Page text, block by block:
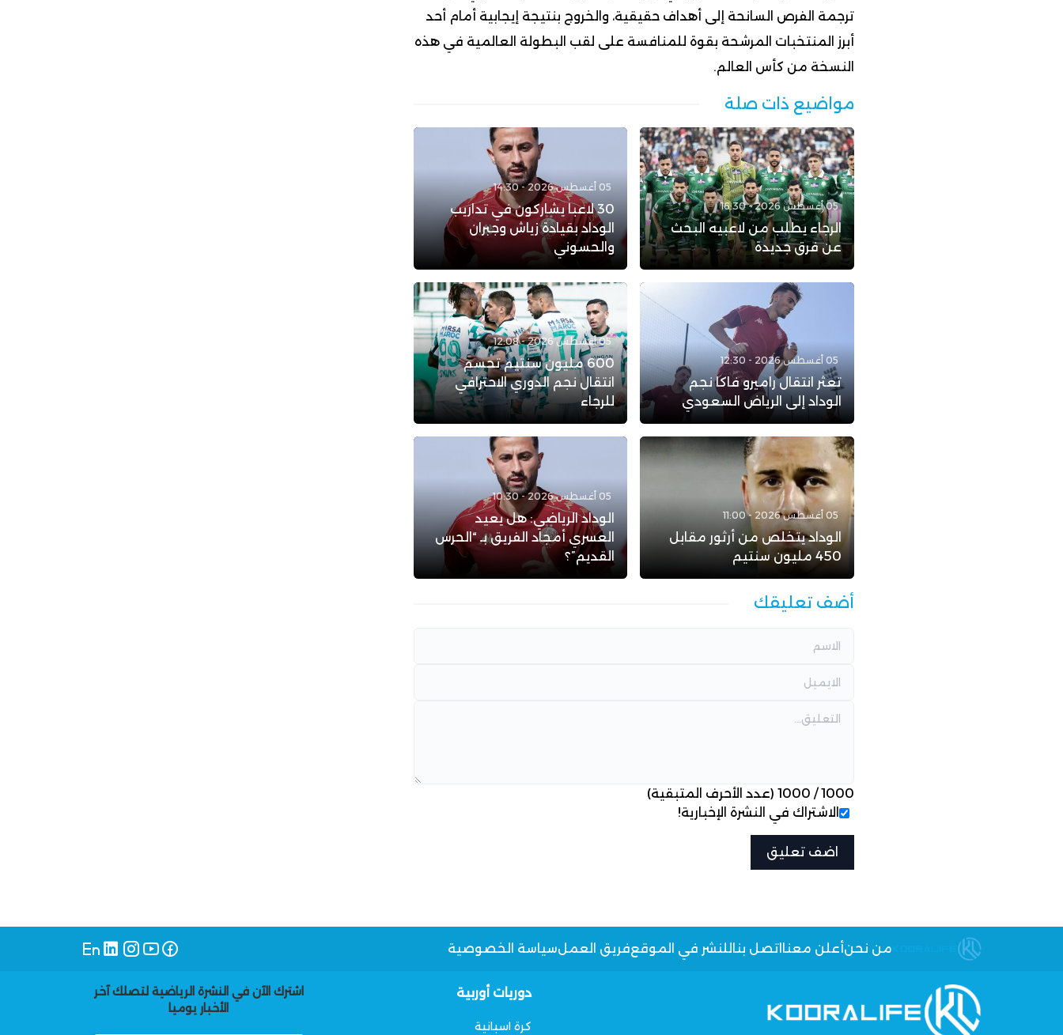
ترجمة الفرص السانحة إلى أهداف حقيقية، والخروج بنتيجة إيجابية أمام أحد
أبرز المنتخبات المرشحة بقوة للمنافسة على لقب البطولة العالمية في هذه
النسخة من كأس العالم.
مواضيع ذات صلة
05 أغسطس 2026 - 16:30
الرجاء يطلب من لاعبيه البحث
عن فرق جديدة
05 أغسطس 2026 - 14:30
30 لاعبا يشاركون في تداريب
الوداد بقيادة زياش وجبران
والحسوني
05 أغسطس 2026 - 12:30
تعثر انتقال راميرو فاكا نجم
الوداد إلى الرياض السعودي
05 أغسطس 2026 - 12:08
600 مليون سنتيم تحسم
انتقال نجم الدوري الاحترافي
للرجاء
05 أغسطس 2026 - 11:00
الوداد يتخلص من أرثور مقابل
450 مليون سنتيم
05 أغسطس 2026 - 10:30
الوداد الرياضي: هل يعيد
العسري أمجاد الفريق بـ “الحرس
القديم”؟
أضف تعليقك
1000
/
1000 (عدد الأحرف المتبقية)
الاشتراك في النشرة الإخبارية!
من نحنأعلن معنا اتصل بنا للنشر في الموقعفريق العملسياسة الخصوصية
دوريات أوربية
كرة اسبانية
اشترك الآن في النشرة الرياضية لتصلك آخر
الأخبار يوميا